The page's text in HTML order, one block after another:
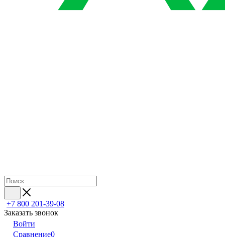
+7 800 201-39-08
Заказать звонок
Войти
Сравнение0